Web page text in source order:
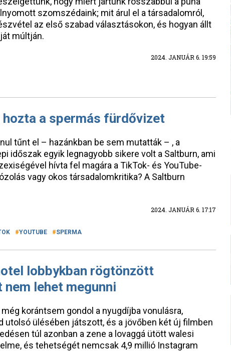
szomszédaink; mit árul el a társadalomról,
az első szabad választásokon, és hogyan állt
múltján.
2024. JANUÁR 6. 19:59
a spermás fürdővizet
tűnt el – hazánkban be sem mutatták – , a
időszak egyik legnagyobb sikere volt a Saltburn, ami
hívta fel magára a TikTok- és YouTube-
vagy okos társadalomkritika? A Saltburn
2024. JANUÁR 6. 17:17
YOUTUBE SPERMA
lobbykban rögtönzött
lehet megunni
korántsem gondol a nyugdíjba vonulásra,
utolsó ülésében játszott, és a jövőben két új filmben
túl azonban a zene a lovaggá ütött walesi
és tehetségét nemcsak 4,9 millió Instagram